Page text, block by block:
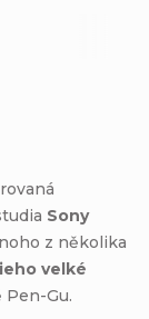
Sony
z několika
velké
Gu.